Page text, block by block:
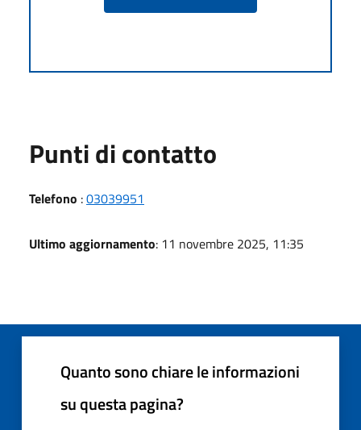
Punti di contatto
Telefono :03039951
Ultimo aggiornamento: 11 novembre 2025, 11:35
Quanto sono chiare le informazioni
su questa pagina?